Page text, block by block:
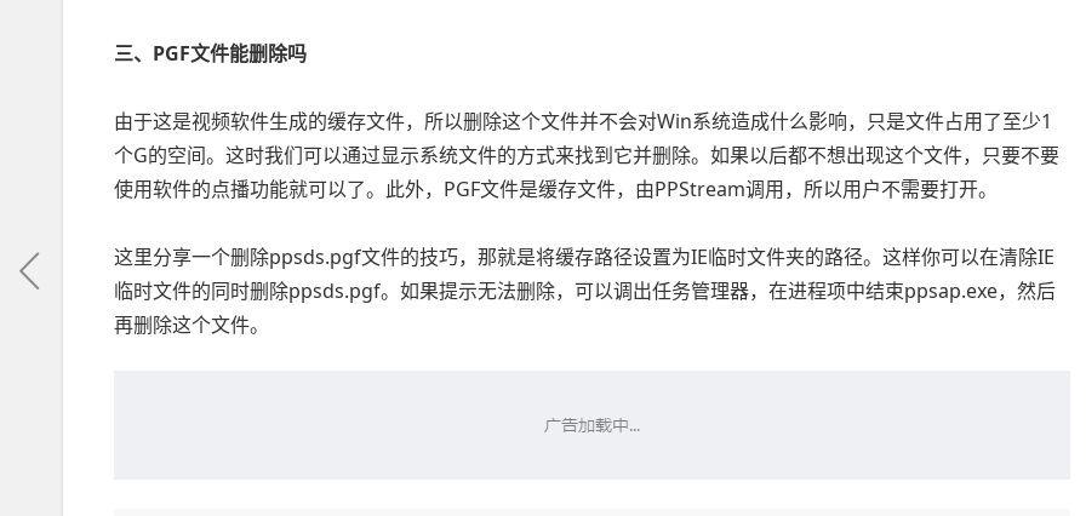
三、PGF文件能删除吗
由于这是视频软件生成的缓存文件，所以删除这个文件并不会对Win系统造成什么影响，只是文件占用了至少1
个G的空间。这时我们可以通过显示系统文件的方式来找到它并删除。如果以后都不想出现这个文件，只要不要
使用软件的点播功能就可以了。此外，PGF文件是缓存文件，由PPStream调用，所以用户不需要打开。
这里分享一个删除ppsds.pgf文件的技巧，那就是将缓存路径设置为IE临时文件夹的路径。这样你可以在清除IE
临时文件的同时删除ppsds.pgf。如果提示无法删除，可以调出任务管理器，在进程项中结束ppsap.exe，然后
再删除这个文件。